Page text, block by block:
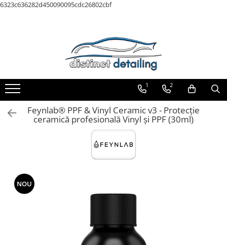
6323c636282d450090095cdc26802cbf
Unelte Tornador®
Piese de Schimb Tornador®
Maşini de Polishat
Talere şi Piese de Schimb
Decontaminare
Jante şi Anvelope
1 2
Feynlab® PPF & Vinyl Ceramic v3 - Protecție
ceramică profesională Vinyl și PPF (30ml)
NOU